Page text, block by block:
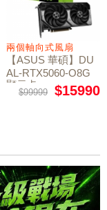
兩個軸向式風扇
【ASUS 華碩】DU
AL-RTX5060-O8G
顯示卡
$99999 $15990